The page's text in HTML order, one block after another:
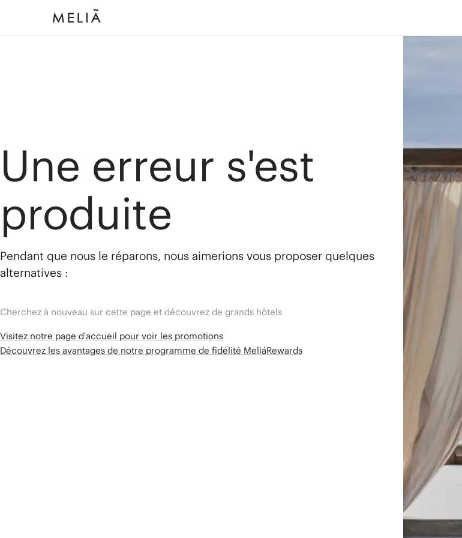
Une erreur s'est
produite
Pendant que nous le réparons, nous aimerions vous proposer quelques
alternatives :
Cherchez à nouveau sur cette page et découvrez de grands hôtels
Visitez notre page d'accueil pour voir les promotions
Découvrez les avantages de notre programme de fidélité MeliáRewards